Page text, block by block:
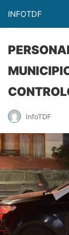
INFOTDF
InfoTDF